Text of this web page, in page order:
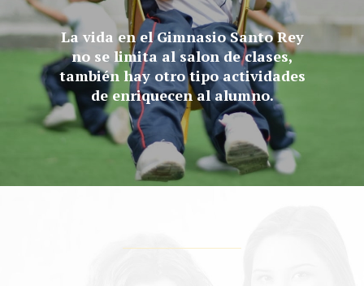
La vida en el Gimnasio Santo Rey
no se limita al salon de clases,
también hay otro tipo actividades
de enriquecen al alumno.